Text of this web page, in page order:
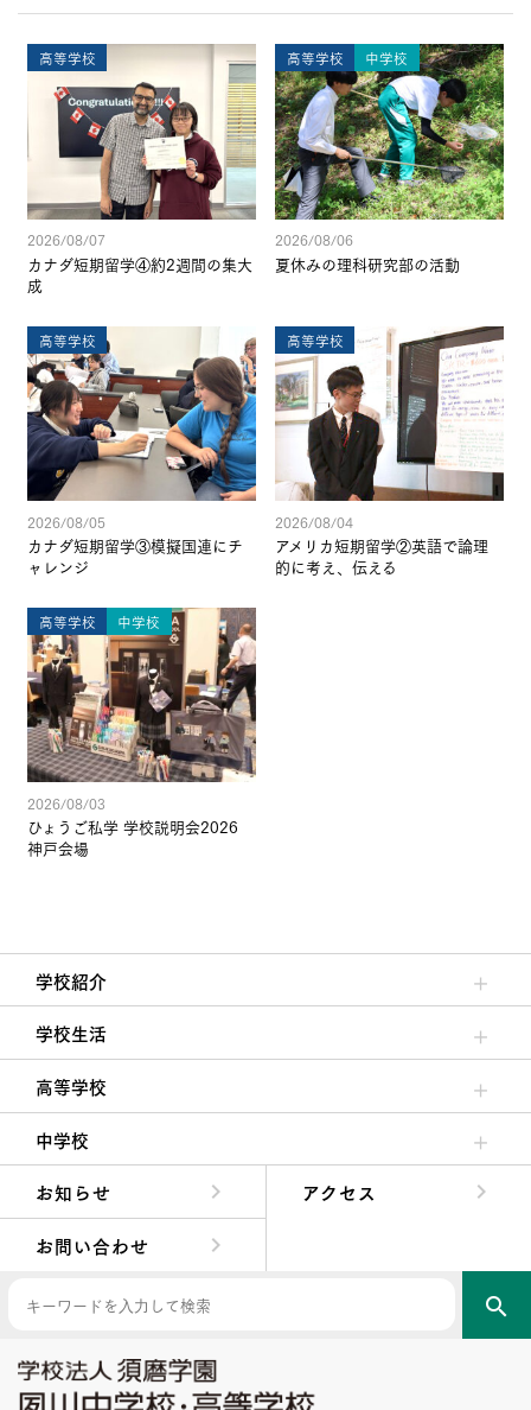
高等学校
2026/08/07
カナダ短期留学④約2週間の集大
成
高等学校 中学校
2026/08/06
夏休みの理科研究部の活動
高等学校
2026/08/05
カナダ短期留学③模擬国連にチ
ャレンジ
高等学校
2026/08/04
アメリカ短期留学②英語で論理
的に考え、伝える
高等学校 中学校
2026/08/03
ひょうご私学 学校説明会2026
神戸会場
学校紹介
理事長/学園長メッセージ
安心して任せられる学校
沿革
施設・設備
大学合格実績
学校生活
クラブ活動・生徒会活動
夙川ブログ
制服紹介
夙川カレンダー
高等学校
高校校長からの挨拶
高校の教育方針／特色
特進コース／進学コース
年間行事
先輩たちの声・生徒たちの声
中学校
中学校長からの挨拶
中学校の教育方針／特色
Aコース／Bコース
年間行事
先輩たちの声・生徒たちの声
お知らせ
アクセス
お問い合わせ
search